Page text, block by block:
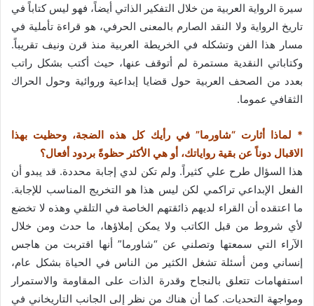
سيرة الرواية العربية من خلال التفكير الذاتي أيضاً، فهو ليس كتاباً في
تاريخ الرواية ولا النقد الصارم بالمعنى الحرفي، هو قراءة تأملية في
مسار هذا الفن وتشكله في الخريطة العربية منذ قرن ونيف تقريباً.
وكتاباتي النقدية مستمرة لم أتوقف عنها، حيث أكتب بشكل راتب
بعدد من الصحف العربية حول قضايا إبداعية وروائية وحول الحراك
الثقافي عموما.
* لماذا أثارت “شاورما” في رأيك كل هذه الضجة، وحظيت بهذا
الاقبال دوناً عن بقية رواياتك، أو هي الأكثر حظوةً بردود أفعال؟
هذا السؤال طرح علي كثيراً. ولم تكن لدي إجابة محددة. قد يبدو أن
الفعل الإبداعي تراكمي لكن ليس هذا هو التخريج المناسب للإجابة.
ما اعتقده أن القراء لديهم ذائقتهم الخاصة في التلقي وهذه لا تخضع
لأي شروط من قبل الكاتب ولا يمكن إملاؤها، ما حدث ومن خلال
الآراء التي سمعتها وتصلني عن “شاورما” أنها اقتربت من هاجس
إنساني ومن أسئلة تشغل الكثير من الناس في الحياة بشكل عام،
استفهامات تتعلق بالنجاح وقدرة الذات على المقاومة والاستمرار
ومواجهة التحديات. كما أن هناك من نظر إلى الجانب التاريخاني في